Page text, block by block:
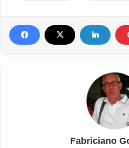
Fabriciano